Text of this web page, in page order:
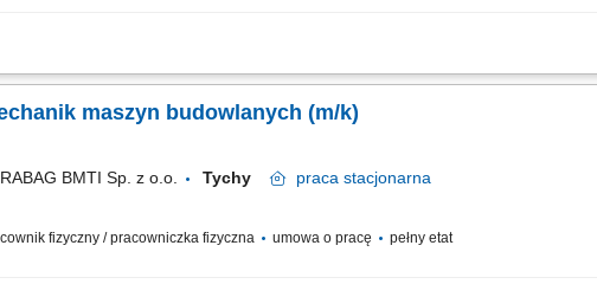
Mechaniczny montaż urządzeń, maszyn oraz stanowisk przemysłowych na
maszyn budowlanych (m/k)
BMTI Sp. z o.o. Tychy praca stacjonarna
fizyczny / pracowniczka fizyczna umowa o pracę pełny etat